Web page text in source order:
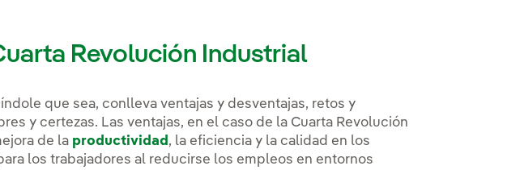
Revolución Industrial
que sea, conlleva ventajas y desventajas, retos y
y certezas. Las ventajas, en el caso de la Cuarta Revolución
de la productividad , la eficiencia y la calidad en los
los trabajadores al reducirse los empleos en entornos